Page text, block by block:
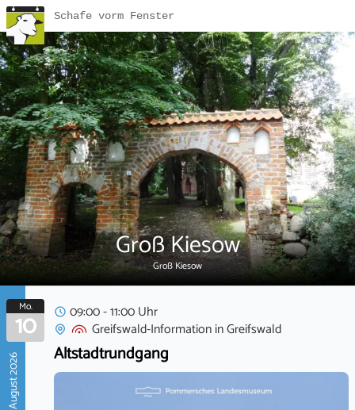
Schafe vorm Fenster
Groß Kiesow
Groß Kiesow
August 2026
Mo.
10
09:00 - 11:00 Uhr
Greifswald-InformationinGreifswald
Altstadtrundgang